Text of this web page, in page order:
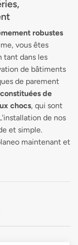
robustes
vous êtes
tant dans les
de bâtiments
de parement
constituées de
chocs, qui sont
de nos
et simple.
maintenant et